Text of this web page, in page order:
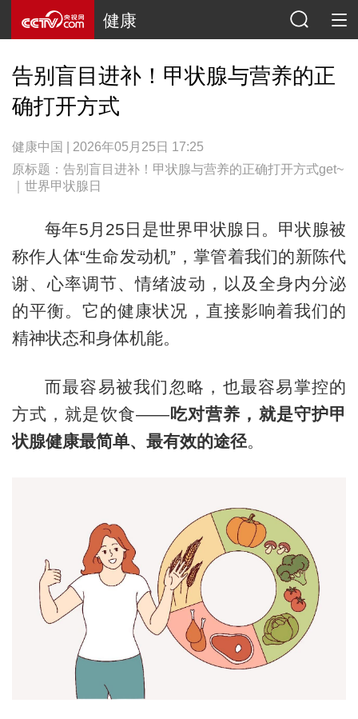
健康
告别盲目进补！甲状腺与营养的正
确打开方式
健康中国 | 2026年05月25日 17:25
原标题：告别盲目进补！甲状腺与营养的正确打开方式get~
｜世界甲状腺日
每年5月25日是世界甲状腺日。甲状腺被
称作人体“生命发动机”，掌管着我们的新陈代
谢、心率调节、情绪波动，以及全身内分泌
的平衡。它的健康状况，直接影响着我们的
精神状态和身体机能。
而最容易被我们忽略，也最容易掌控的
方式，就是饮食——吃对营养，就是守护甲
状腺健康最简单、最有效的途径。